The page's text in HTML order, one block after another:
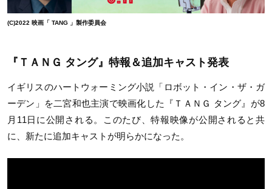
(C)2022 映画「 TANG 」製作委員会
『ＴＡＮＧ タング』特報＆追加キャスト発表
イギリスのハートウォーミング小説「ロボット・イン・ザ・ガ
ーデン」を二宮和也主演で映画化した『ＴＡＮＧ タング』が8
月11日に公開される。このたび、特報映像が公開されると共
に、新たに追加キャストが明らかになった。